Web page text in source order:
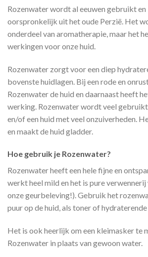
Rozenwater wordt al eeuwen gebruikt
oorspronkelijk uit het oude Perzië. Het
onderdeel van aromatherapie, maar het
werkingen voor onze huid.
Rozenwater zorgt voor een diep
bovenste huidlagen. Bij een rode en
Rozenwater de huid en daarnaast heeft
werking. Rozenwater wordt veel
en/of een huid met veel onzuiverheden.
en maakt de huid gladder.
Hoe gebruik je Rozenwater?
Rozenwater heeft een hele fijne en
werkt heel mild en het is pure verwennerij
onze geurbeleving!). Gebruik het
puur op de huid, als toner of hydraterende
Het is ook heerlijk om een kleimasker te
Rozenwater in plaats van gewoon water.